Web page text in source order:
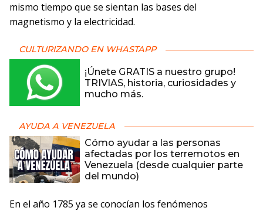
mismo tiempo que se sientan las bases del
magnetismo y la electricidad.
CULTURIZANDO EN WHASTAPP
¡Únete GRATIS a nuestro grupo!
TRIVIAS, historia, curiosidades y
mucho más.
AYUDA A VENEZUELA
Cómo ayudar a las personas
afectadas por los terremotos en
Venezuela (desde cualquier parte
del mundo)
En el año 1785 ya se conocían los fenómenos